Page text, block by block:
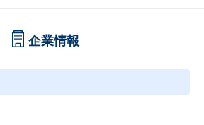
企業情報